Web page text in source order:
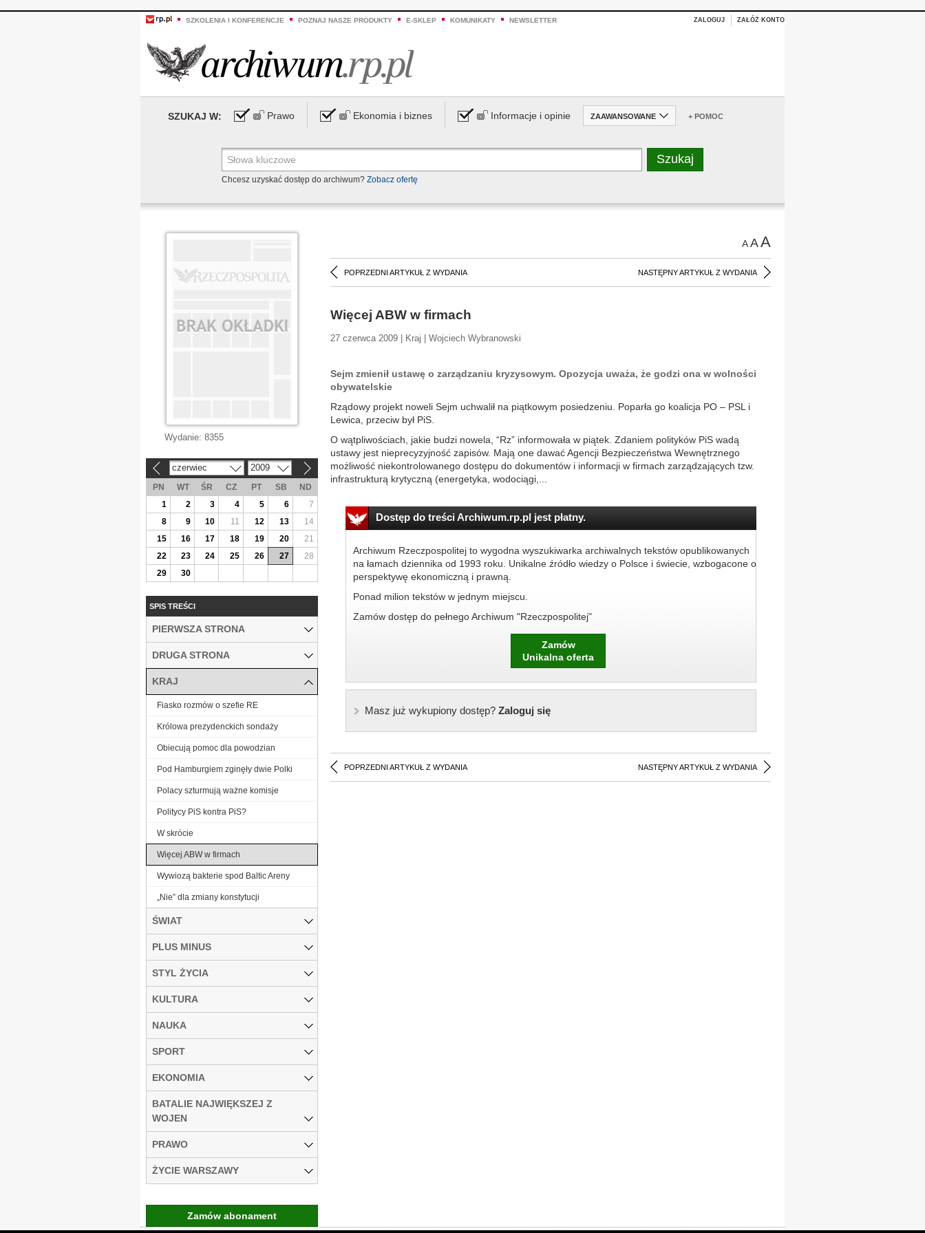
SZKOLENIA I KONFERENCJE POZNAJ NASZE PRODUKTY E-SKLEP KOMUNIKATY NEWSLETTER ZALOGUJ ZAŁÓŻ KONTO
SZUKAJ W: Prawo Ekonomia i biznes Informacje i opinie ZAAWANSOWANE + POMOC
Chcesz uzyskać dostęp do archiwum? Zobacz ofertę
AAA
POPRZEDNI ARTYKUŁ Z WYDANIA NASTĘPNY ARTYKUŁ Z WYDANIA
Więcej ABW w firmach
27 czerwca 2009 | Kraj | Wojciech Wybranowski
Sejm zmienił ustawę o zarządzaniu kryzysowym. Opozycja uważa, że godzi ona w wolności
obywatelskie
Rządowy projekt noweli Sejm uchwalił na piątkowym posiedzeniu. Poparła go koalicja PO – PSL i
Lewica, przeciw był PiS.
O wątpliwościach, jakie budzi nowela, “Rz” informowała w piątek. Zdaniem polityków PiS wadą
ustawy jest nieprecyzyjność zapisów. Mają one dawać Agencji Bezpieczeństwa Wewnętrznego
możliwość niekontrolowanego dostępu do dokumentów i informacji w firmach zarządzających tzw.
infrastrukturą krytyczną (energetyka, wodociągi,...
Dostęp do treści Archiwum.rp.pl jest płatny.
Archiwum Rzeczpospolitej to wygodna wyszukiwarka archiwalnych tekstów opublikowanych
na łamach dziennika od 1993 roku. Unikalne źródło wiedzy o Polsce i świecie, wzbogacone o
perspektywę ekonomiczną i prawną.
Ponad milion tekstów w jednym miejscu.
Zamów dostęp do pełnego Archiwum "Rzeczpospolitej"
Zamów
Unikalna oferta
Masz już wykupiony dostęp?Zaloguj się
POPRZEDNI ARTYKUŁ Z WYDANIA NASTĘPNY ARTYKUŁ Z WYDANIA
Wydanie: 8355
czerwiec 2009
PN WT ŚR CZ PT SB
ND
1
2 3 4 5 6
7
8
9 10 11 12 13
14
15
16 17 18 19 20
21
22
23 24 25 26 27
28
29
30
SPIS TREŚCI
PIERWSZA STRONA
DRUGA STRONA
KRAJ
Fiasko rozmów o szefie RE
Królowa prezydenckich sondaży
Obiecują pomoc dla powodzian
Pod Hamburgiem zginęły dwie Polki
Polacy szturmują ważne komisje
Politycy PiS kontra PiS?
W skrócie
Więcej ABW w firmach
Wywiozą bakterie spod Baltic Areny
„Nie” dla zmiany konstytucji
ŚWIAT
PLUS MINUS
STYL ŻYCIA
KULTURA
NAUKA
SPORT
EKONOMIA
BATALIE NAJWIĘKSZEJ Z
WOJEN
PRAWO
ŻYCIE WARSZAWY
Zamów abonament